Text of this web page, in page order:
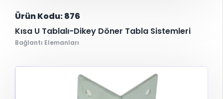
Ürün Kodu: 876
Kısa U Tablalı-Dikey Döner Tabla Sistemleri
Bağlantı Elemanları